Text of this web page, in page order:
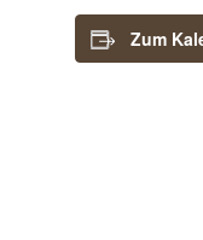
Zum